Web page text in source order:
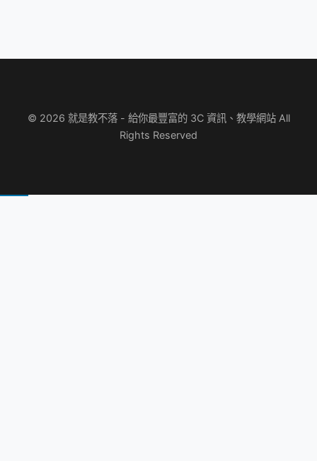
© 2026 就是教不落 - 給你最豐富的 3C 資訊、教學網站 All
Rights Reserved